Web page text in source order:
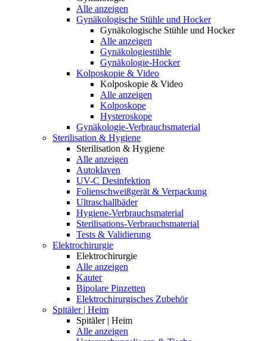
Alle anzeigen
Gynäkologische Stühle und Hocker
Gynäkologische Stühle und Hocker
Alle anzeigen
Gynäkologiestühle
Gynäkologie-Hocker
Kolposkopie & Video
Kolposkopie & Video
Alle anzeigen
Kolposkope
Hysteroskope
Gynäkologie-Verbrauchsmaterial
Sterilisation & Hygiene
Sterilisation & Hygiene
Alle anzeigen
Autoklaven
UV-C Desinfektion
Folienschweißgerät & Verpackung
Ultraschallbäder
Hygiene-Verbrauchsmaterial
Sterilisations-Verbrauchsmaterial
Tests & Validierung
Elektrochirurgie
Elektrochirurgie
Alle anzeigen
Kauter
Bipolare Pinzetten
Elektrochirurgisches Zubehör
Spitäler | Heim
Spitäler | Heim
Alle anzeigen